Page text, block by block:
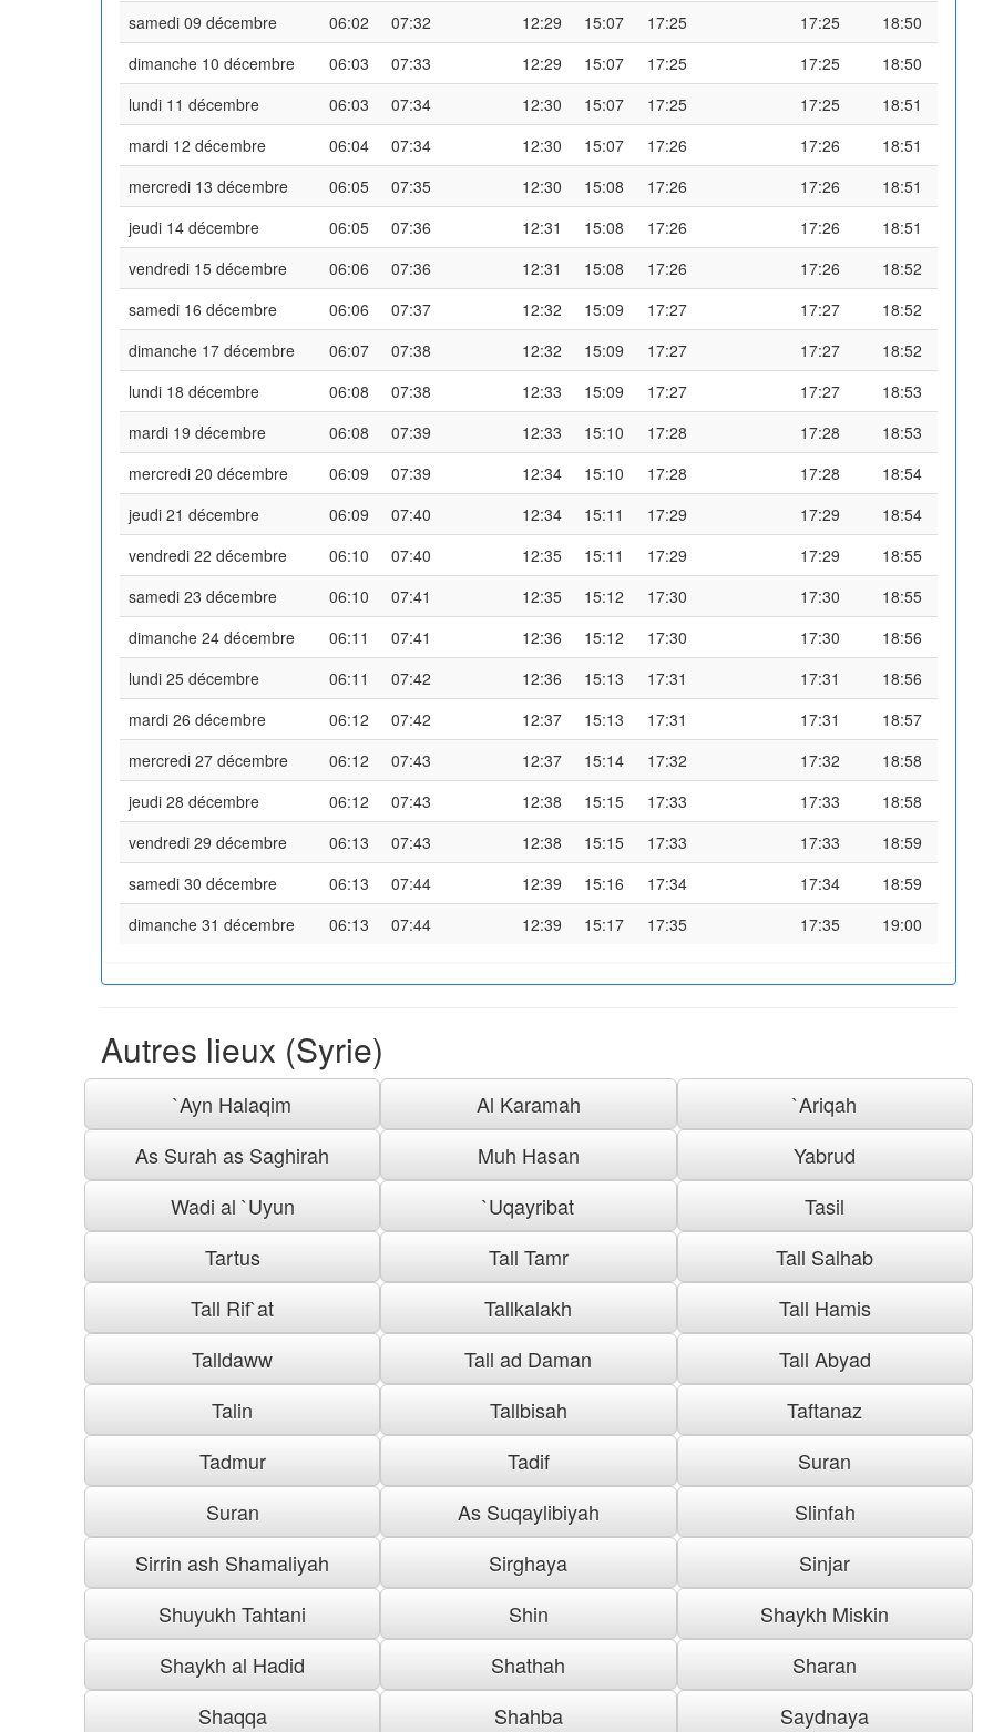
samedi 09 décembre
06:02 07:32 12:29 15:07 17:25 17:25
18:50
dimanche 10 décembre
06:03 07:33 12:29 15:07 17:25 17:25
18:50
lundi 11 décembre
06:03 07:34 12:30 15:07 17:25 17:25
18:51
mardi 12 décembre
06:04 07:34 12:30 15:07 17:26 17:26
18:51
mercredi 13 décembre
06:05 07:35 12:30 15:08 17:26 17:26
18:51
jeudi 14 décembre
06:05 07:36 12:31 15:08 17:26 17:26
18:51
vendredi 15 décembre
06:06 07:36 12:31 15:08 17:26 17:26
18:52
samedi 16 décembre
06:06 07:37 12:32 15:09 17:27 17:27
18:52
dimanche 17 décembre
06:07 07:38 12:32 15:09 17:27 17:27
18:52
lundi 18 décembre
06:08 07:38 12:33 15:09 17:27 17:27
18:53
mardi 19 décembre
06:08 07:39 12:33 15:10 17:28 17:28
18:53
mercredi 20 décembre
06:09 07:39 12:34 15:10 17:28 17:28
18:54
jeudi 21 décembre
06:09 07:40 12:34 15:11 17:29 17:29
18:54
vendredi 22 décembre
06:10 07:40 12:35 15:11 17:29 17:29
18:55
samedi 23 décembre
06:10 07:41 12:35 15:12 17:30 17:30
18:55
dimanche 24 décembre
06:11 07:41 12:36 15:12 17:30 17:30
18:56
lundi 25 décembre
06:11 07:42 12:36 15:13 17:31 17:31
18:56
mardi 26 décembre
06:12 07:42 12:37 15:13 17:31 17:31
18:57
mercredi 27 décembre
06:12 07:43 12:37 15:14 17:32 17:32
18:58
jeudi 28 décembre
06:12 07:43 12:38 15:15 17:33 17:33
18:58
vendredi 29 décembre
06:13 07:43 12:38 15:15 17:33 17:33
18:59
samedi 30 décembre
06:13 07:44 12:39 15:16 17:34 17:34
18:59
dimanche 31 décembre
06:13 07:44 12:39 15:17 17:35 17:35 19:00
Autres lieux (Syrie)
`Ayn Halaqim Al Karamah
`Ariqah
As Surah as Saghirah
Muh Hasan
Yabrud
Wadi al `Uyun
`Uqayribat
Tasil
Tartus
Tall Tamr
Tall Salhab
Tall Rif`at
Tallkalakh
Tall Hamis
Talldaww
Tall ad Daman
Tall Abyad
Talin
Tallbisah
Taftanaz
Tadmur
Tadif
Suran
Suran
As Suqaylibiyah
Slinfah
Sirrin ash Shamaliyah
Sirghaya
Sinjar
Shuyukh Tahtani
Shin
Shaykh Miskin
Shaykh al Hadid
Shathah
Sharan
Shaqqa
Shahba Saydnaya